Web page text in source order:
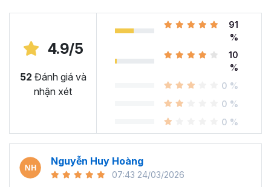
4.9/5
52 Đánh giá và
nhận xét
91
%
10
%
0 %
0 %
0 %
Nguyễn Huy Hoàng
07:43 24/03/2026